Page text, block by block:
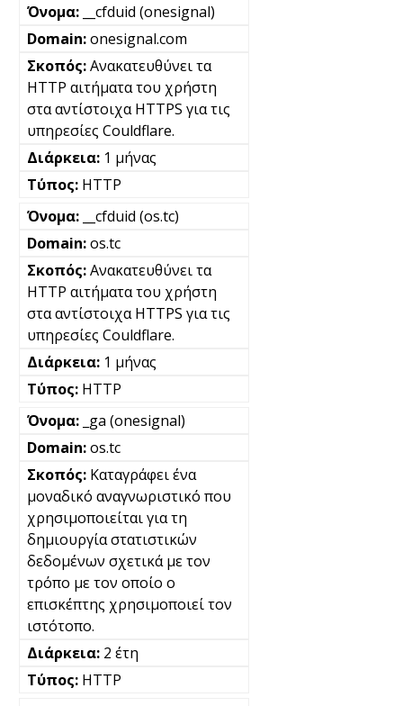
__cfduid (onesignal)
onesignal.com
Ανακατευθύνει τα
HTTP αιτήματα του χρήστη
στα αντίστοιχα HTTPS για τις
υπηρεσίες Couldflare.
1 μήνας
HTTP
__cfduid (os.tc)
os.tc
Ανακατευθύνει τα
HTTP αιτήματα του χρήστη
στα αντίστοιχα HTTPS για τις
υπηρεσίες Couldflare.
1 μήνας
HTTP
_ga (onesignal)
os.tc
Καταγράφει ένα
μοναδικό αναγνωριστικό που
χρησιμοποιείται για τη
δημιουργία στατιστικών
δεδομένων σχετικά με τον
τρόπο με τον οποίο ο
επισκέπτης χρησιμοποιεί τον
ιστότοπο.
2 έτη
HTTP